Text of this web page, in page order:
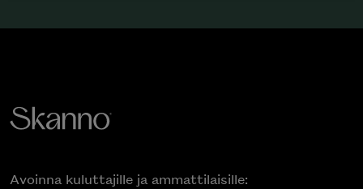
Avoinna kuluttajille ja ammattilaisille: